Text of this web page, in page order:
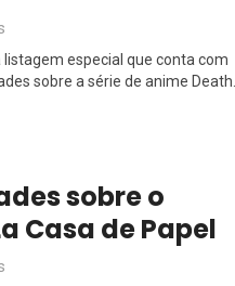
especial que conta com
sobre a série de anime Death...
sobre o
Casa de Papel